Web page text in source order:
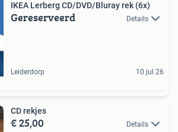
IKEA Lerberg CD/DVD/Bluray rek (6x)
Gereserveerd Details
Leiderdorp 10 jul 26
CD rekjes
€ 25,00 Details